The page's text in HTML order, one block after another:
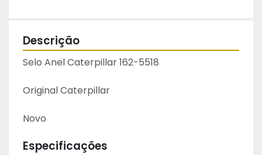
Descrição
Selo Anel Caterpillar 162-5518
Original Caterpillar
Novo
Especificações